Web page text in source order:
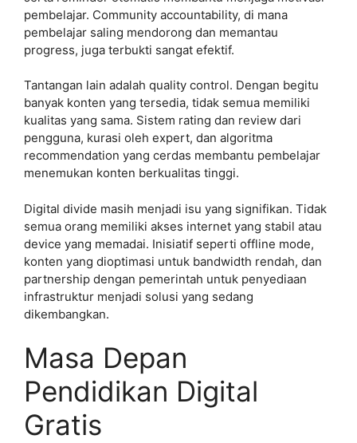
pembelajar. Community accountability, di mana
pembelajar saling mendorong dan memantau
progress, juga terbukti sangat efektif.
Tantangan lain adalah quality control. Dengan begitu
banyak konten yang tersedia, tidak semua memiliki
kualitas yang sama. Sistem rating dan review dari
pengguna, kurasi oleh expert, dan algoritma
recommendation yang cerdas membantu pembelajar
menemukan konten berkualitas tinggi.
Digital divide masih menjadi isu yang signifikan. Tidak
semua orang memiliki akses internet yang stabil atau
device yang memadai. Inisiatif seperti offline mode,
konten yang dioptimasi untuk bandwidth rendah, dan
partnership dengan pemerintah untuk penyediaan
infrastruktur menjadi solusi yang sedang
dikembangkan.
Masa Depan
Pendidikan Digital
Gratis